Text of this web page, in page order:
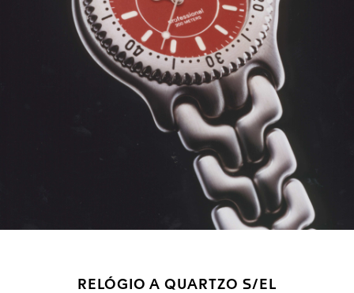
RELÓGIO A QUARTZO S/EL